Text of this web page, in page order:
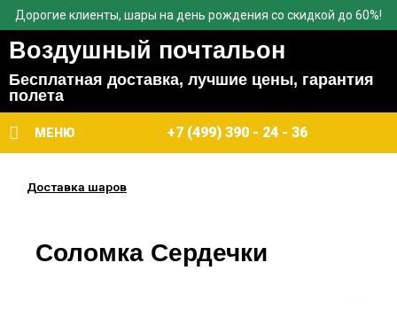
Дорогие клиенты, шары на день рождения со скидкой до 60%!
Воздушный почтальон
Бесплатная доставка, лучшие цены, гарантия
полета
МЕНЮ +7 (499) 390 - 24 - 36
Доставка шаров
Соломка Сердечки